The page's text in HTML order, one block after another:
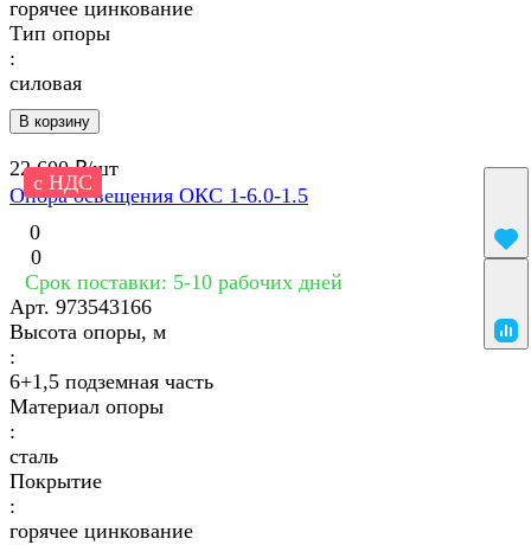
В корзину
горячее цинкование
Тип опоры
:
силовая
с НДС
22 600 ₽/шт
Опора освещения ОКС 1-6.0-1.5
0
0
Срок поставки: 5-10 рабочих дней
Арт. 973543166
Высота опоры, м
:
6+1,5 подземная часть
Материал опоры
:
сталь
Покрытие
:
горячее цинкование